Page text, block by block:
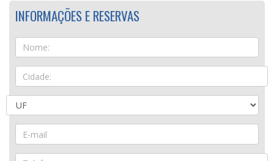
INFORMAÇÕES E RESERVAS